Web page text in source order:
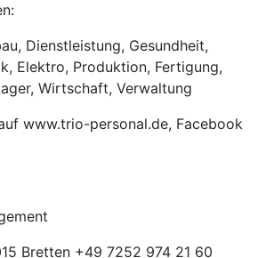
Dienstleistung, Gesundheit,
Elektro, Produktion, Fertigung,
Wirtschaft, Verwaltung
www.trio-personal.de, Facebook
Bretten +49 7252 974 21 60